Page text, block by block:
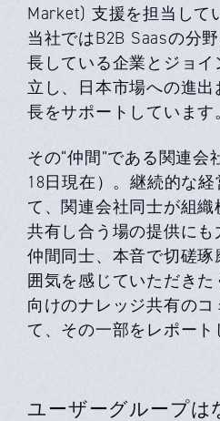
Market) 支援を担当して
当社ではB2B Saasの分
長している企業とジョ
立し、日本市場への進
長をサポートしています
その“仲間”である関連会
18日現在）。継続的な
て、関連会社同士が組
共有し合う場の提供にも
仲間同士、本音で切磋
囲気を感じていただき
向けのナレッジ共有の
て、その一部をレポート
ユーザーグループは